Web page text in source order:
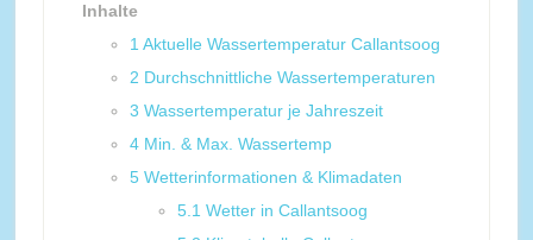
Inhalte
1 Aktuelle Wassertemperatur Callantsoog
2 Durchschnittliche Wassertemperaturen
3 Wassertemperatur je Jahreszeit
4 Min. & Max. Wassertemp
5 Wetterinformationen & Klimadaten
5.1 Wetter in Callantsoog